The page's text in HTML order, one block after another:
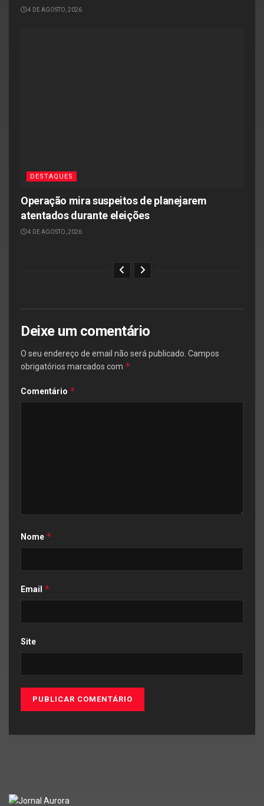
4 DE AGOSTO, 2026
DESTAQUES
Operação mira suspeitos de planejarem
atentados durante eleições
4 DE AGOSTO, 2026
Deixe um comentário
O seu endereço de email não será publicado. Campos
obrigatórios marcados com *
Comentário *
Nome *
Email *
Site